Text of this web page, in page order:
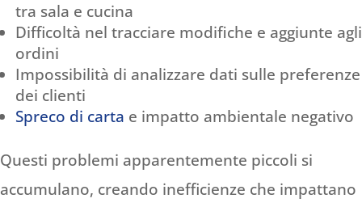
tra sala e cucina
Difficoltà nel tracciare modifiche e aggiunte agli
ordini
Impossibilità di analizzare dati sulle preferenze
dei clienti
Spreco di carta e impatto ambientale negativo
Questi problemi apparentemente piccoli si
accumulano, creando inefficienze che impattano